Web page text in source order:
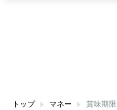
トップ マネー